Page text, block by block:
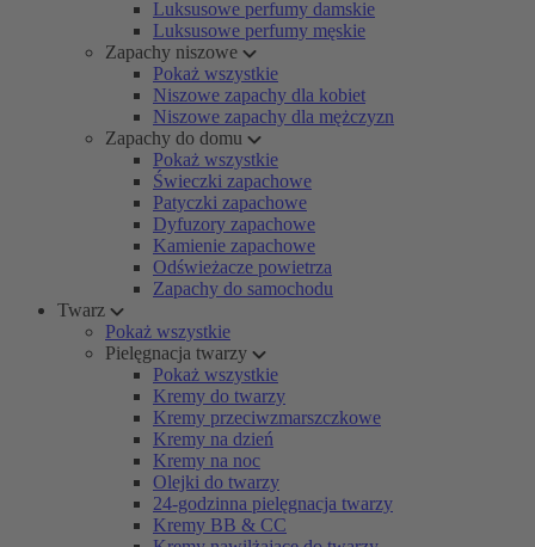
Luksusowe perfumy damskie
Luksusowe perfumy męskie
Zapachy niszowe
Pokaż wszystkie
Niszowe zapachy dla kobiet
Niszowe zapachy dla mężczyzn
Zapachy do domu
Pokaż wszystkie
Świeczki zapachowe
Patyczki zapachowe
Dyfuzory zapachowe
Kamienie zapachowe
Odświeżacze powietrza
Zapachy do samochodu
Twarz
Pokaż wszystkie
Pielęgnacja twarzy
Pokaż wszystkie
Kremy do twarzy
Kremy przeciwzmarszczkowe
Kremy na dzień
Kremy na noc
Olejki do twarzy
24-godzinna pielęgnacja twarzy
Kremy BB & CC